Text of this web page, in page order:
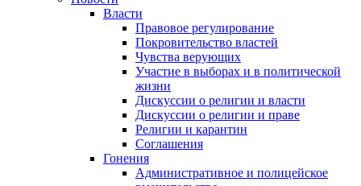
Власти
Правовое регулирование
Покровительство властей
Чувства верующих
Участие в выборах и в политической
жизни
Дискуссии о религии и власти
Дискуссии о религии и праве
Религии и карантин
Соглашения
Гонения
Административное и полицейское